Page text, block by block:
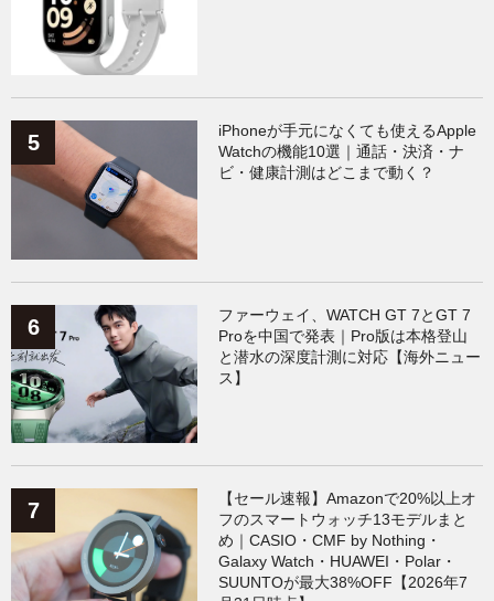
iPhoneが手元になくても使えるApple
Watchの機能10選｜通話・決済・ナ
ビ・健康計測はどこまで動く？
ファーウェイ、WATCH GT 7とGT 7
Proを中国で発表｜Pro版は本格登山
と潜水の深度計測に対応【海外ニュー
ス】
【セール速報】Amazonで20%以上オ
フのスマートウォッチ13モデルまと
め｜CASIO・CMF by Nothing・
Galaxy Watch・HUAWEI・Polar・
SUUNTOが最大38%OFF【2026年7